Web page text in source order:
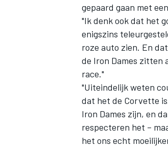
gepaard gaan met
"Ik denk ook dat het
enigszins
roze auto zien. En
de Iron Dames zitten
race."
"Uiteindelijk weten
dat het de Corvette
Iron Dames zijn, en
respecteren het –
het ons echt